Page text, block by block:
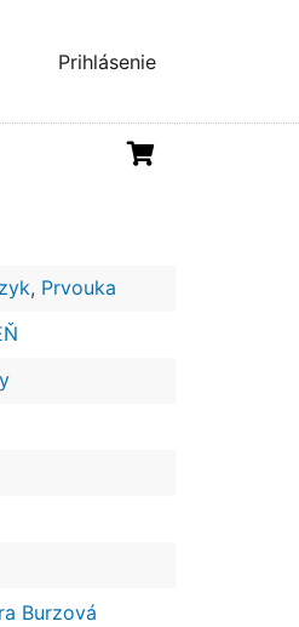
Menu
Prihlásenie
, Prvouka
Burzová